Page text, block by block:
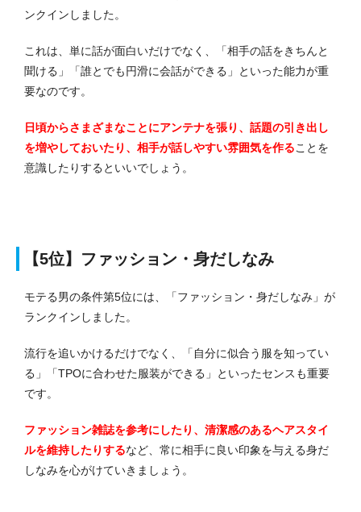
ンクインしました。
これは、単に話が面白いだけでなく、「相手の話をきちんと
聞ける」「誰とでも円滑に会話ができる」といった能力が重
要なのです。
日頃からさまざまなことにアンテナを張り、話題の引き出し
を増やしておいたり、相手が話しやすい雰囲気を作ることを
意識したりするといいでしょう。
【5位】ファッション・身だしなみ
モテる男の条件第5位には、「ファッション・身だしなみ」が
ランクインしました。
流行を追いかけるだけでなく、「自分に似合う服を知ってい
る」「TPOに合わせた服装ができる」といったセンスも重要
です。
ファッション雑誌を参考にしたり、清潔感のあるヘアスタイ
ルを維持したりするなど、常に相手に良い印象を与える身だ
しなみを心がけていきましょう。